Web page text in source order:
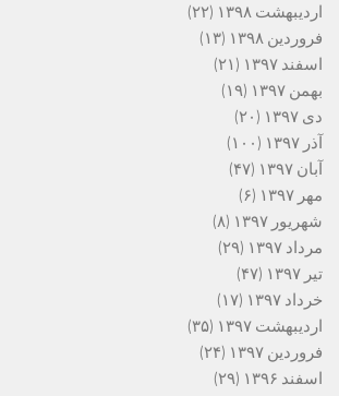
اردیبهشت ۱۳۹۸
(۲۲)
فروردین ۱۳۹۸
(۱۳)
اسفند ۱۳۹۷
(۲۱)
بهمن ۱۳۹۷
(۱۹)
دی ۱۳۹۷
(۲۰)
آذر ۱۳۹۷
(۱۰۰)
آبان ۱۳۹۷
(۴۷)
مهر ۱۳۹۷
(۶)
شهریور ۱۳۹۷
(۸)
مرداد ۱۳۹۷
(۲۹)
تیر ۱۳۹۷
(۴۷)
خرداد ۱۳۹۷
(۱۷)
اردیبهشت ۱۳۹۷
(۳۵)
فروردین ۱۳۹۷
(۲۴)
اسفند ۱۳۹۶
(۲۹)